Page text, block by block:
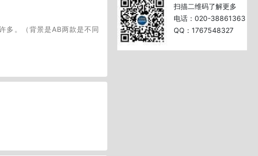
多。（背景是AB两款是不同
扫描二维码了解更多
电话：020-38861363
QQ：1767548327